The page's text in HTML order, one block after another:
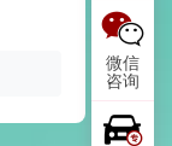
微信
咨询